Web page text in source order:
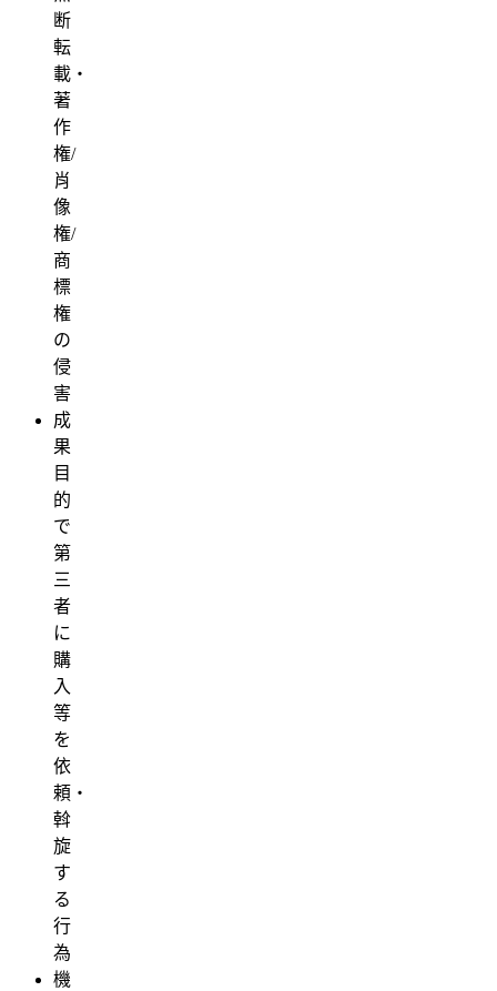
断
転
載・
著
作
権/
肖
像
権/
商
標
権
の
侵
害
成
果
目
的
で
第
三
者
に
購
入
等
を
依
頼・
斡
旋
す
る
行
為
機